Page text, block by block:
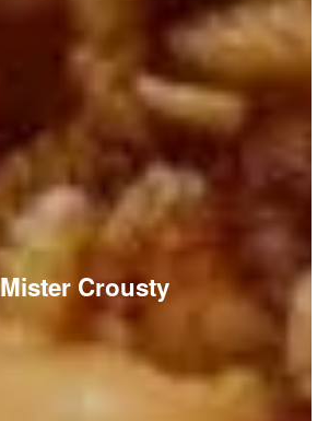
Mister Crousty